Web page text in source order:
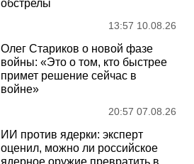
обстрелы
13:57 10.08.26
Олег Стариков о новой фазе
войны: «Это о том, кто быстрее
примет решение сейчас в
войне»
20:57 07.08.26
ИИ против ядерки: эксперт
оценил, можно ли российское